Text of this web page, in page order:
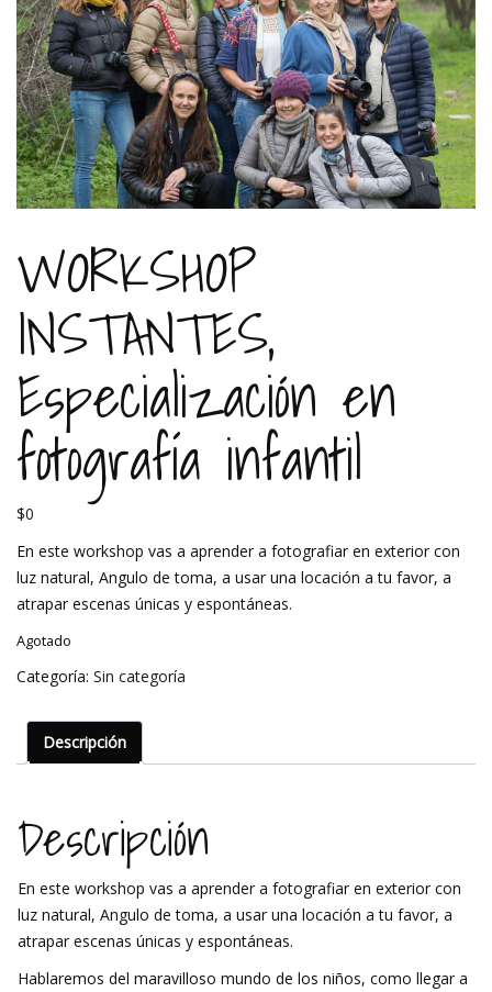
WORKSHOP
INSTANTES,
Especialización en
fotografía infantil
$0
En este workshop vas a aprender a fotografiar en exterior con
luz natural, Angulo de toma, a usar una locación a tu favor, a
atrapar escenas únicas y espontáneas.
Agotado
Categoría: Sin categoría
Descripción
Descripción
En este workshop vas a aprender a fotografiar en exterior con
luz natural, Angulo de toma, a usar una locación a tu favor, a
atrapar escenas únicas y espontáneas.
Hablaremos del maravilloso mundo de los niños, como llegar a